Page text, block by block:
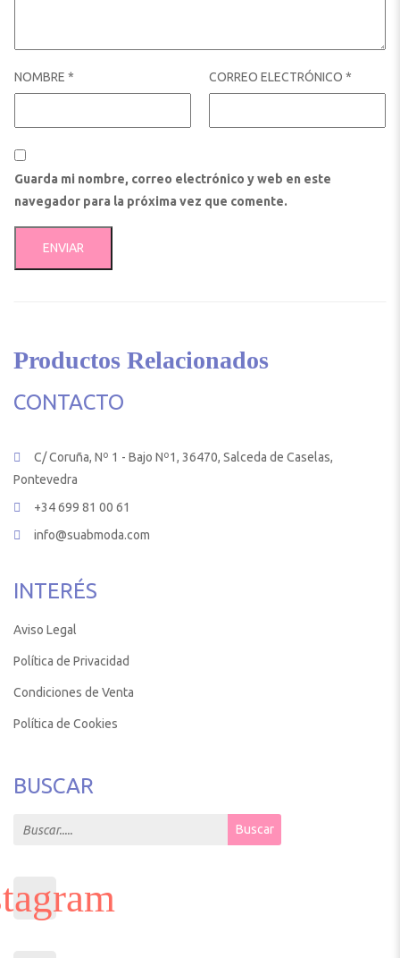
NOMBRE * CORREO ELECTRÓNICO *
Guarda mi nombre, correo electrónico y web en este
navegador para la próxima vez que comente.
Productos Relacionados
CONTACTO
C/ Coruña, Nº 1 - Bajo Nº1, 36470, Salceda de Caselas,
Pontevedra
+34 699 81 00 61
info@suabmoda.com
INTERÉS
Aviso Legal
Política de Privacidad
Condiciones de Venta
Política de Cookies
BUSCAR
Search for: Buscar